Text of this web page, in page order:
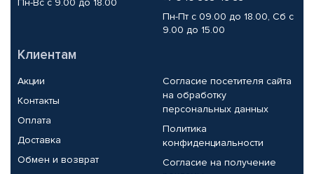
Пн-Пт с 09.00 до 18.00, Сб с
9.00 до 15.00
Клиентам
Акции
Контакты
Оплата
Доставка
Обмен и возврат
Согласие посетителя сайта
на обработку
персональных данных
Политика
конфиденциальности
Согласие на получение